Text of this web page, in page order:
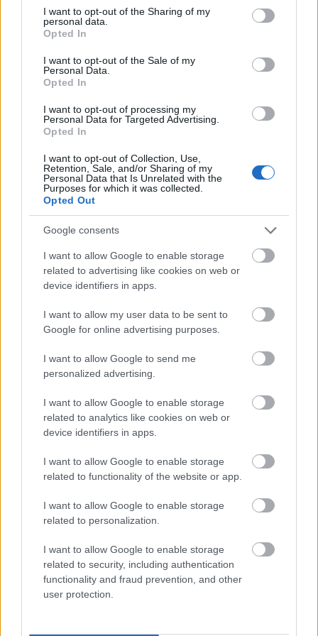
not limited to your visit or usage behaviour. You may click to
grant or deny consent to Google and its third-party tags to
use your data for below specified purposes in below Google
consent section.
I want to opt-out of the Sharing of my
personal data.
Opted In
I want to opt-out of the Sale of my
Personal Data.
Opted In
I want to opt-out of processing my
Personal Data for Targeted Advertising.
Opted In
I want to opt-out of Collection, Use,
Retention, Sale, and/or Sharing of my
Personal Data that Is Unrelated with the
Purposes for which it was collected.
Opted Out
Google consents
I want to allow Google to enable storage
related to advertising like cookies on web or
device identifiers in apps.
I want to allow my user data to be sent to
Google for online advertising purposes.
I want to allow Google to send me
personalized advertising.
I want to allow Google to enable storage
related to analytics like cookies on web or
device identifiers in apps.
I want to allow Google to enable storage
related to functionality of the website or app.
I want to allow Google to enable storage
related to personalization.
I want to allow Google to enable storage
related to security, including authentication
functionality and fraud prevention, and other
user protection.
rhynn
17 éve
Moon Bloodgood egyébként a Day Break és a
bukott, pedig remek sorozatok voltak!
Blazzo (törölt)
17 éve
Ez így elsőre, a trailer alapján egy kalap szarnak
tűnik...Ha Ryu, Ken meg a többi klasszikus karakter
nem lesz benne, már kidobott pénz volt leforgatni a
filmet.
17 éve
Most komolyan 2008-ban kit érdekel már a Street
Fighter?? Én gyerekkoromban is jobban csíptem a
Mortal Kombatot és abból is milyen kár volt filmet
csinálni....a játékadaptációk 99%-a kuka...minek
A színésznő művészneve viszont tényleg menő. :D
17 éve
@Yodz:
igenis sokakat érdekel a street fighter 2008-ban,
mindjárt le is írom, hogy miért.